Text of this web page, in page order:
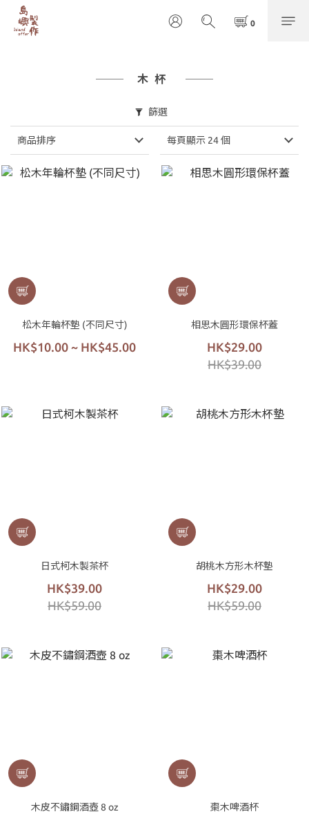
木杯
篩選
商品排序 每頁顯示 24 個
松木年輪杯墊 (不同尺寸)
HK$10.00 ~ HK$45.00
相思木圓形環保杯蓋
HK$29.00
HK$39.00
日式柯木製茶杯
HK$39.00
HK$59.00
胡桃木方形木杯墊
HK$29.00
HK$59.00
木皮不鏽鋼酒壺 8 oz 棗木啤酒杯